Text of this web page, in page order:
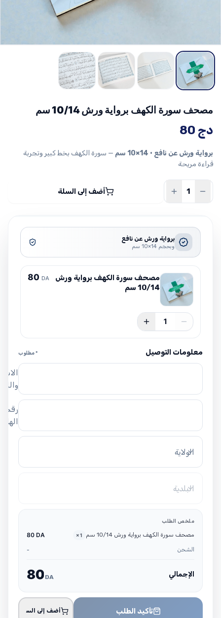
مصحف سورة الكهف برواية ورش 10/14 سم
80 دج
برواية ورش عن نافع • 14×10 سم
— سورة الكهف بخط كبير وتجربة
قراءة مريحة
أضف إلى السلة
برواية ورش عن نافع
وبحجم 14×10 سم
مصحف سورة الكهف برواية ورش
10/14 سم
80 DA
1
معلومات التوصيل * مطلوب
رقم
الولاية
البلدية
ملخص الطلب
مصحف سورة الكهف برواية ورش 10/14 سم ×1
80 DA
الشحن -
الإجمالي 80 DA
تأكيد الطلب أضف إلى السلة